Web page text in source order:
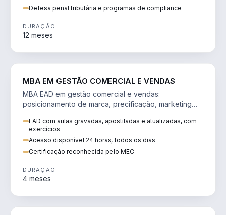
Defesa penal tributária e programas de compliance
DURAÇÃO
12 meses
MBA EM GESTÃO COMERCIAL E VENDAS
MBA EAD em gestão comercial e vendas:
posicionamento de marca, precificação, marketing
EAD com aulas gravadas, apostiladas e atualizadas, com
exercícios
Acesso disponível 24 horas, todos os dias
Certificação reconhecida pelo MEC
DURAÇÃO
4 meses